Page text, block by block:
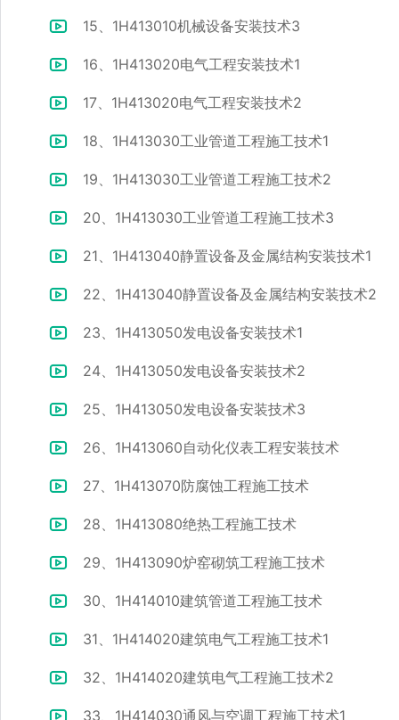
15、1H413010机械设备安装技术3
16、1H413020电气工程安装技术1
17、1H413020电气工程安装技术2
18、1H413030工业管道工程施工技术1
19、1H413030工业管道工程施工技术2
20、1H413030工业管道工程施工技术3
21、1H413040静置设备及金属结构安装技术1
22、1H413040静置设备及金属结构安装技术2
23、1H413050发电设备安装技术1
24、1H413050发电设备安装技术2
25、1H413050发电设备安装技术3
26、1H413060自动化仪表工程安装技术
27、1H413070防腐蚀工程施工技术
28、1H413080绝热工程施工技术
29、1H413090炉窑砌筑工程施工技术
30、1H414010建筑管道工程施工技术
31、1H414020建筑电气工程施工技术1
32、1H414020建筑电气工程施工技术2
33、1H414030通风与空调工程施工技术1